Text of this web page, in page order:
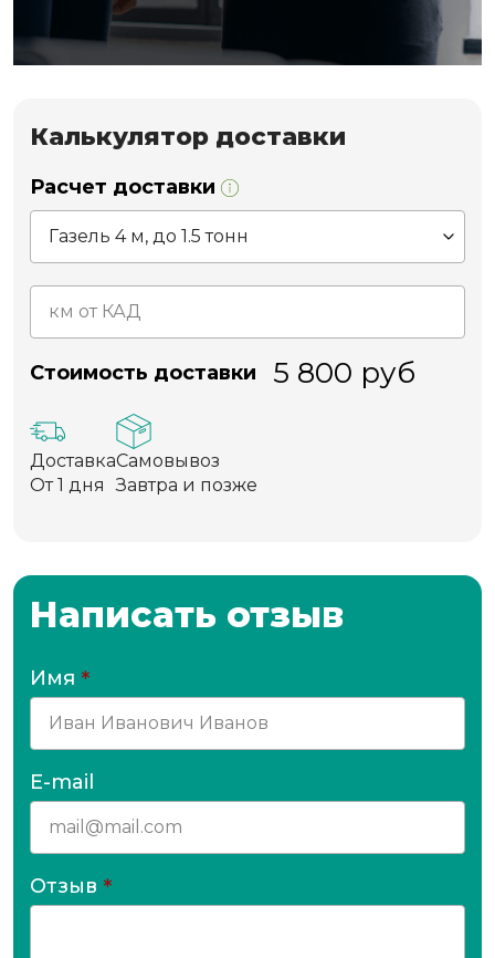
Калькулятор доставки
Расчет доставки
Стоимость доставки 5 800 руб
Доставка
От 1 дня
Самовывоз
Завтра и позже
Написать отзыв
Имя *
E-mail
Отзыв *